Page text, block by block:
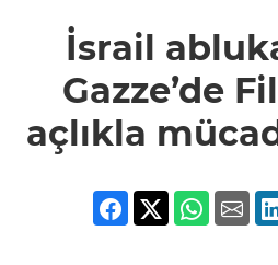
Filistinliler
açlıkla
ediyor
İsrail
Gazze’de
açlıkla